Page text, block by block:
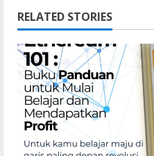
RELATED STORIES